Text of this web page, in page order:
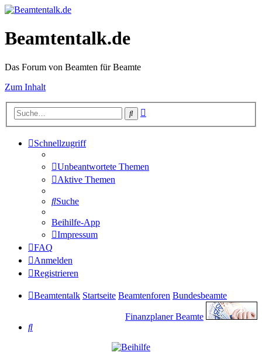
Beamtentalk.de
Das Forum von Beamten für Beamte
Zum Inhalt
Suche
Schnellzugriff
Unbeantwortete Themen
Aktive Themen
Suche
Beihilfe-App
Impressum
FAQ
Anmelden
Registrieren
Beamtentalk Startseite Beamtenforen Bundesbeamte
Finanzplaner Beamte
Suche